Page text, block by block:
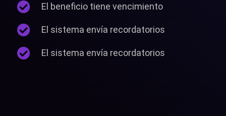
El beneficio tiene vencimiento
El sistema envía recordatorios
El sistema envía recordatorios